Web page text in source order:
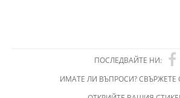
ПОСЛЕДВАЙТЕ НИ:
ИМАТЕ ЛИ ВЪПРОСИ? СВЪРЖЕТЕ